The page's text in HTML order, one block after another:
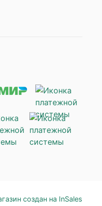
создан на InSales